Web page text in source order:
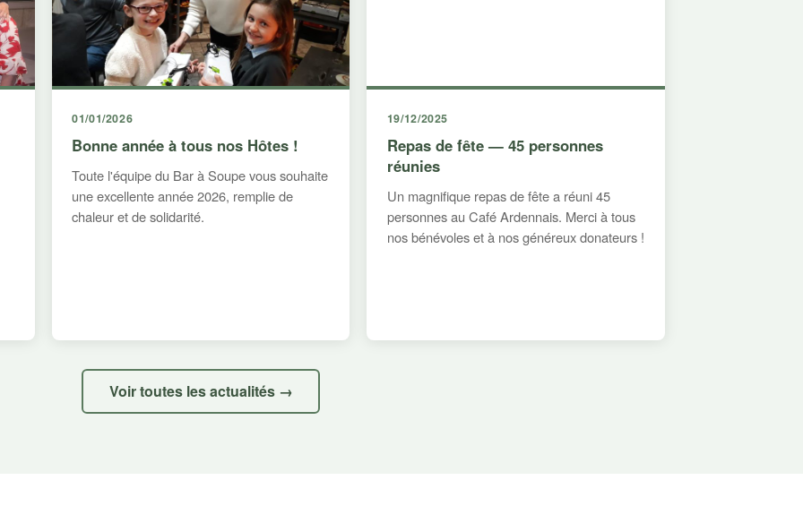
01/01/2026
Bonne année à tous nos Hôtes !
Toute l'équipe du Bar à Soupe vous souhaite
une excellente année 2026, remplie de
chaleur et de solidarité.
19/12/2025
Repas de fête — 45 personnes
réunies
Un magnifique repas de fête a réuni 45
personnes au Café Ardennais. Merci à tous
nos bénévoles et à nos généreux donateurs !
Voir toutes les actualités →